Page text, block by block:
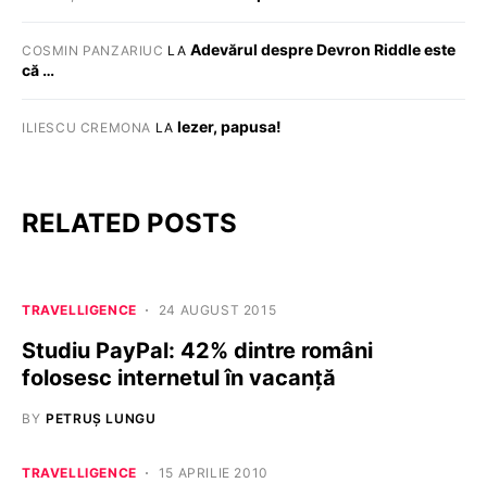
COSMIN PANZARIUC LA Adevărul despre Devron Riddle este
că …
ILIESCU CREMONA LA Iezer, papusa!
RELATED POSTS
TRAVELLIGENCE 24 AUGUST 2015
Studiu PayPal: 42% dintre români
folosesc internetul în vacanță
BY PETRUȘ LUNGU
TRAVELLIGENCE 15 APRILIE 2010